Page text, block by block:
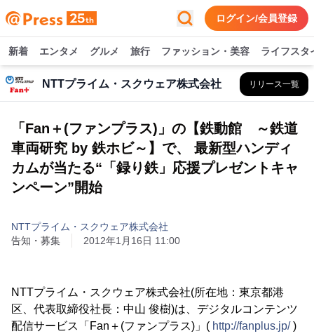
ログイン/会員登録
新着 エンタメ グルメ 旅行 ファッション・美容 ライフスタ
NTTプライム・スクウェア株式会社 リリース一覧
「Fan＋(ファンプラス)」の【鉄動館 ～鉄道
車両研究 by 鉄ホビ～】で、 最新型ハンディ
カムが当たる“「録り鉄」応援プレゼントキャ
ンペーン”開始
NTTプライム・スクウェア株式会社
告知・募集
2012年1月16日 11:00
NTTプライム・スクウェア株式会社(所在地：東京都港
区、代表取締役社長：中山 俊樹)は、デジタルコンテンツ
配信サービス「Fan＋(ファンプラス)」( http://fanplus.jp/)